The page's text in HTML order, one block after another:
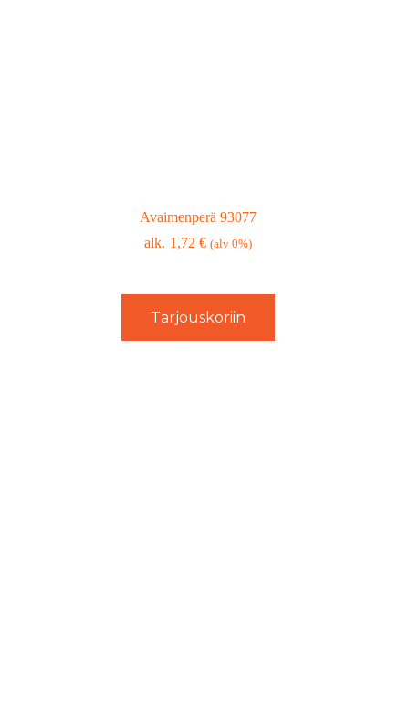
Avaimenperä 93077
1,72€ (alv 0%)
Tarjouskoriin